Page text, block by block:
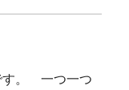
す。 一つ一つ